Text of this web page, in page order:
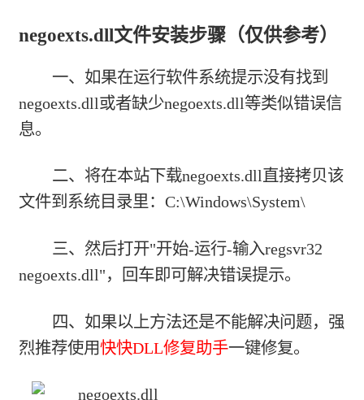
negoexts.dll文件安装步骤（仅供参考）
一、如果在运行软件系统提示没有找到
negoexts.dll或者缺少negoexts.dll等类似错误信
息。
二、将在本站下载negoexts.dll直接拷贝该
文件到系统目录里：C:\Windows\System\
三、然后打开"开始-运行-输入regsvr32
negoexts.dll"，回车即可解决错误提示。
四、如果以上方法还是不能解决问题，强
烈推荐使用快快DLL修复助手一键修复。